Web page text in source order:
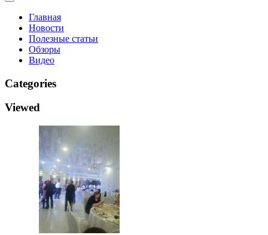
Главная
Новости
Полезные статьи
Обзоры
Видео
Categories
Viewed